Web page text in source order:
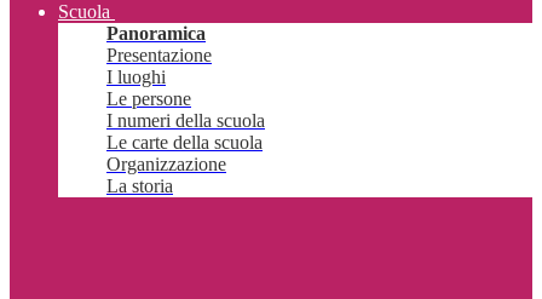
Scuola
Panoramica
Presentazione
I luoghi
Le persone
I numeri della scuola
Le carte della scuola
Organizzazione
La storia